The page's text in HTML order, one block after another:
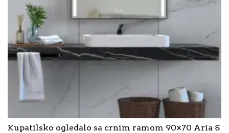
Kupatilsko ogledalo sa crnim ramom 90×70 Aria S